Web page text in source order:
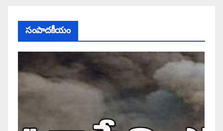
సంపాదకీయం